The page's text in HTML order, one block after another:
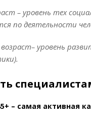
– уровень тех
по деятельности
возраст– уровень
– самая активная